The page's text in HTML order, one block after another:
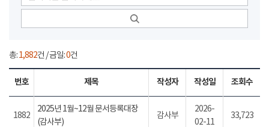
총:1,882건 / 금일:0건
번호 제목 작성자 작성일 조회수
1882
2025년 1월~12월 문서등록대장
(감사부)
감사부
2026-
02-11
33,723